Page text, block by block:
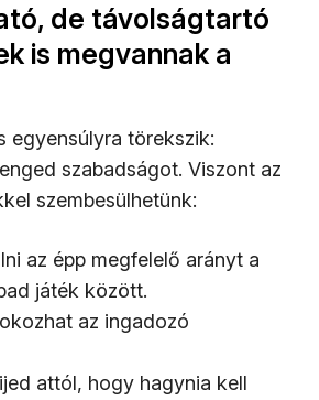
de távolságtartó
is megvannak a
egyensúlyra törekszik:
szabadságot. Viszont az
szembesülhetünk:
az épp megfelelő arányt a
játék között.
az ingadozó
attól, hogy hagynia kell